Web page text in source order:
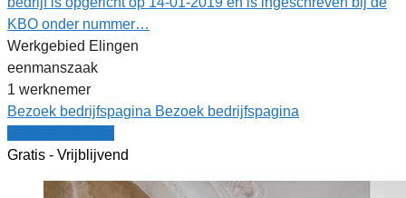
KBO onder nummer…
Werkgebied Elingen
eenmanszaak
1 werknemer
Bezoek bedrijfspagina Bezoek bedrijfspagina
Gratis - Vrijblijvend